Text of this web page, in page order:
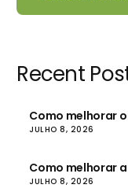
Recent
Como melhorar
JULHO 8, 2026
Como melhorar
JULHO 8, 2026